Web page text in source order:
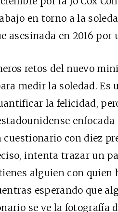
en torno a la
asesinada en 2016
retos del nuevo
medir la soledad. Es
la felicidad,
cuestionario con diez
intenta trazar un
alguien con quien
esperando que
se ve la fotografía